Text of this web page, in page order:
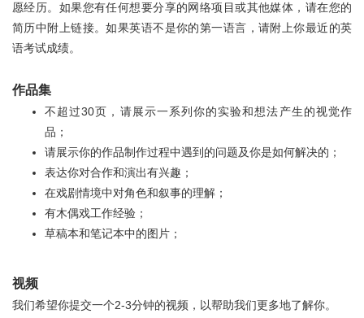
愿经历。如果您有任何想要分享的网络项目或其他媒体，请在您的
简历中附上链接。如果英语不是你的第一语言，请附上你最近的英
语考试成绩。
作品集
不超过30页，请展示一系列你的实验和想法产生的视觉作
品；
请展示你的作品制作过程中遇到的问题及你是如何解决的；
表达你对合作和演出有兴趣；
在戏剧情境中对角色和叙事的理解；
有木偶戏工作经验；
草稿本和笔记本中的图片；
视频
我们希望你提交一个2-3分钟的视频，以帮助我们更多地了解你。